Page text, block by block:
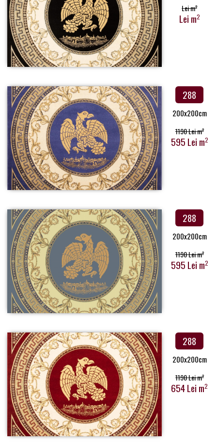
Lei m2
Lei m2
288
200x200cm
1190 Lei m2
595 Lei m2
288
200x200cm
1190 Lei m2
595 Lei m2
288
200x200cm
1190 Lei m2
654 Lei m2